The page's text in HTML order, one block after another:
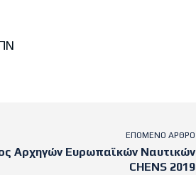
ΕΠΌΜΕΝΟ ΆΡΘΡΟ
Αρχηγών Ευρωπαϊκών Ναυτικών
CHENS 2019